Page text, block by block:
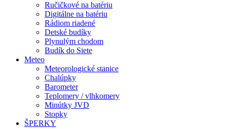
Ručičkové na batériu
Digitálne na batériu
Rádiom riadené
Detské budíky
Plynulým chodom
Budík do Siete
Meteo
Meteorologické stanice
Chalúpky
Barometer
Teplomery / vlhkomery
Minútky JVD
Stopky
ŠPERKY